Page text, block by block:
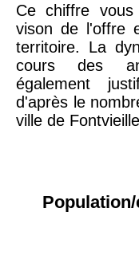
Ce chiffre
vison de l'offre
territoire. La
cours des
également
d'après le
ville de